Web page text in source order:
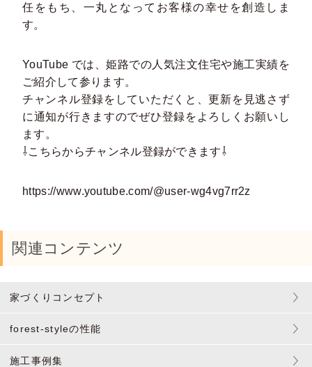
任をもち、一丸となってお客様の幸せを創造しま
す。
YouTube では、姫路での⼈気注⽂住宅や施⼯実績を
ご紹介して参ります。
チャンネル登録をしていただくと、更新を⾒逃さず
に通知が⾏きますのでぜひ登録をよろしくお願いし
ます。
⇩こちらからチャンネル登録ができます⇩
https://www.youtube.com/@user-wg4vg7rr2z
関連コンテンツ
家づくりコンセプト
forest-styleの性能
施工事例集